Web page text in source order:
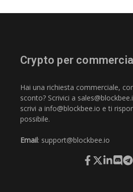
Crypto per
Hai una richiesta commerciale,
sconto? Scrivici a
scrivi a info@blockbee.io e ti
possibile.
Email: support@blockbee.io